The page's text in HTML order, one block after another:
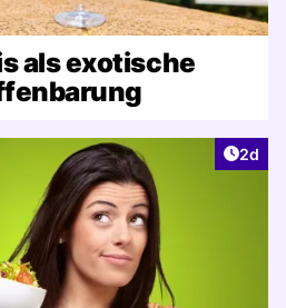
als exotische
2d